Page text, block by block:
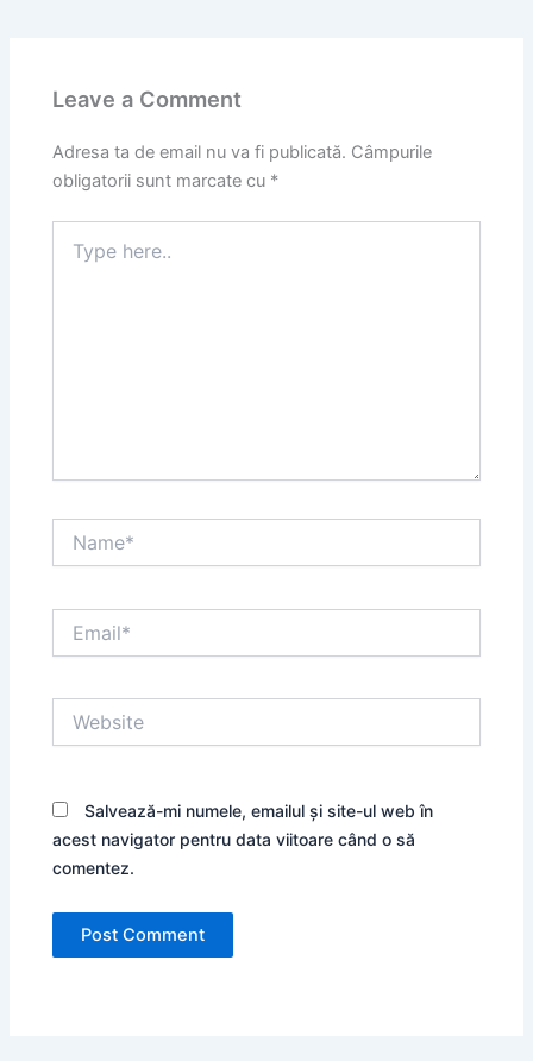
Leave a Comment
Adresa ta de email nu va fi publicată. Câmpurile
obligatorii sunt marcate cu *
here..
Salvează-mi numele, emailul și site-ul web în
acest navigator pentru data viitoare când o să
comentez.